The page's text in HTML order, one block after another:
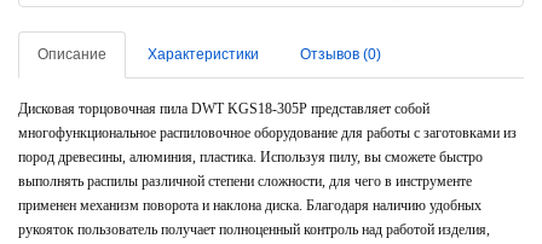
Описание Характеристики Отзывов (0)
Дисковая торцовочная пила DWT KGS18-305P представляет собой
многофункциональное распиловочное оборудование для работы с заготовками из
пород древесины, алюминия, пластика. Используя пилу, вы сможете быстро
выполнять распилы различной степени сложности, для чего в инструменте
применен механизм поворота и наклона диска. Благодаря наличию удобных
рукояток пользователь получает полноценный контроль над работой изделия,